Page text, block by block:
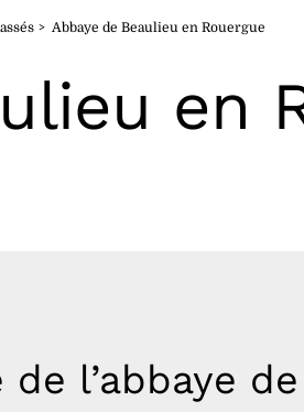
Abbaye de Beaulieu en Rouergue
en
l’abbaye